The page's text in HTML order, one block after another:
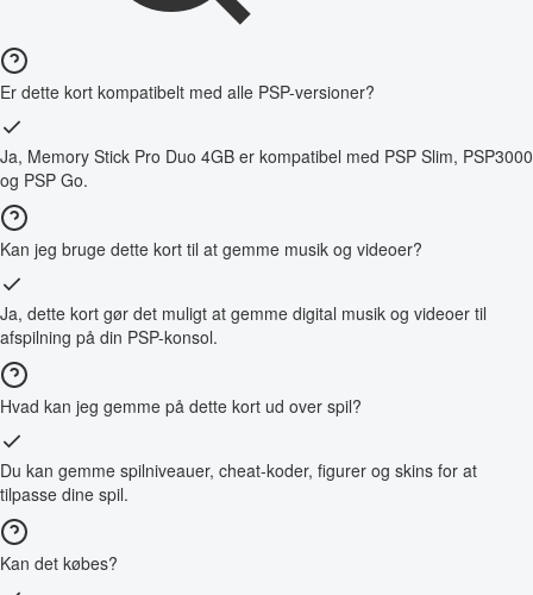
Er dette kort kompatibelt med alle PSP-versioner?
Ja, Memory Stick Pro Duo 4GB er kompatibel med PSP Slim, PSP3000
og PSP Go.
Kan jeg bruge dette kort til at gemme musik og videoer?
Ja, dette kort gør det muligt at gemme digital musik og videoer til
afspilning på din PSP-konsol.
Hvad kan jeg gemme på dette kort ud over spil?
Du kan gemme spilniveauer, cheat-koder, figurer og skins for at
tilpasse dine spil.
Kan det købes?